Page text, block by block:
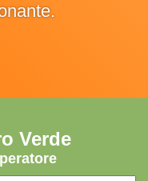
Verde